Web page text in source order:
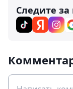
Следите за